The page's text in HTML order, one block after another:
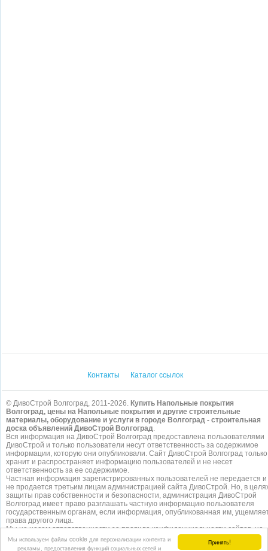
Принять!
Мы используем файлы cookie для персонализации контента и
рекламы, предоставления функций социальных сетей и
Контакты Каталог ссылок
© ДивоСтрой Волгоград, 2011-2026. Купить Напольные покрытия
Волгоград, цены на Напольные покрытия и другие строительные
материалы, оборудование и услуги в городе Волгоград - строительная
доска объявлений ДивоСтрой Волгоград.
Вся информация на ДивоСтрой Волгоград предоставлена пользователями
ДивоСтрой и только пользователи несут ответственность за содержимое
информации, которую они опубликовали. Сайт ДивоСтрой Волгоград только
хранит и распространяет информацию пользователей и не несет
ответственность за ее содержимое.
Частная информация зарегистрированных пользователей не передается и
не продается третьим лицам администрацией сайта ДивоСтрой. Но, в
защиты прав собственности и безопасности, администрация ДивоСтрой
Волгоград имеет право разглашать частную информацию пользователя
государственным органам, если информация, опубликованная им,
права другого лица.
Мы не несем ответственности за правила конфиденциальности сайтов, на
которые ссылается ДивоСтрой. На некоторых страницах нашего
представлена реклама Google Adsense Advertising Network. Чтобы узнать